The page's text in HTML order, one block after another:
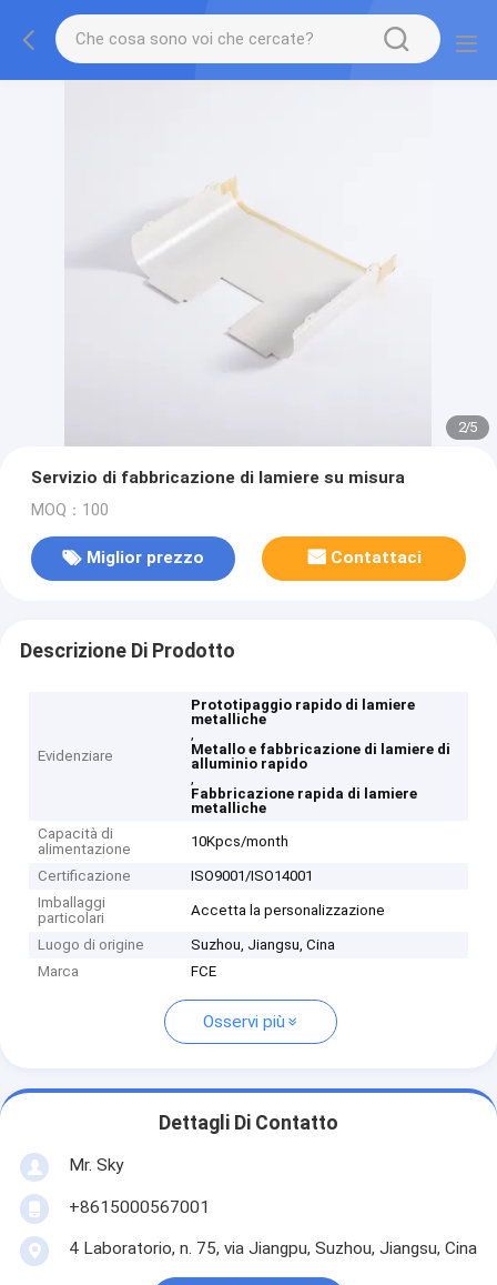
2/5
Servizio di fabbricazione di lamiere su misura
MOQ：100
Miglior prezzo Contattaci
Descrizione Di Prodotto
Evidenziare
Prototipaggio rapido di lamiere
metalliche
,
Metallo e fabbricazione di lamiere di
alluminio rapido
,
Fabbricazione rapida di lamiere
metalliche
Capacità di
alimentazione
10Kpcs/month
Certificazione
ISO9001/ISO14001
Imballaggi
particolari
Accetta la personalizzazione
Luogo di origine
Suzhou, Jiangsu, Cina
Marca
FCE
Osservi più
Dettagli Di Contatto
Mr. Sky
+8615000567001
4 Laboratorio, n. 75, via Jiangpu, Suzhou, Jiangsu, Cina